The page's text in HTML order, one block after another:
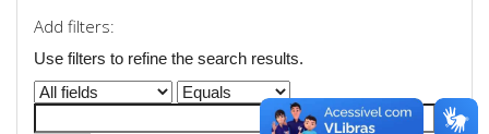
Add filters:
Use filters to refine the search results.